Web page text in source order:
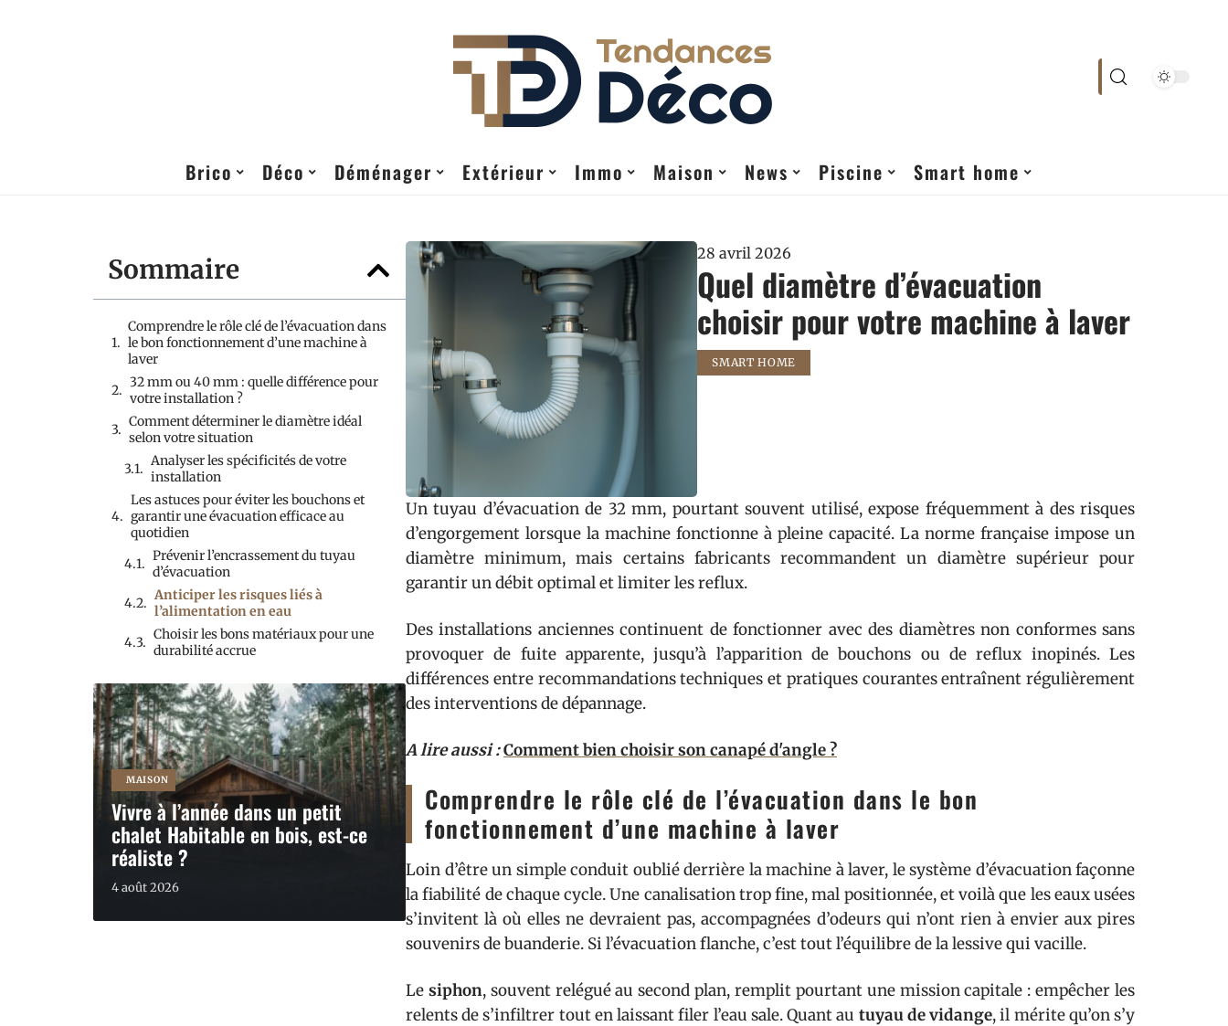
Brico Déco Déménager Extérieur Immo Maison News Piscine Smart home
Sommaire
Comprendre le rôle clé de l’évacuation dans
le bon fonctionnement d’une machine à
laver
32 mm ou 40 mm : quelle différence pour
votre installation ?
Comment déterminer le diamètre idéal
selon votre situation
Analyser les spécificités de votre
installation
Les astuces pour éviter les bouchons et
garantir une évacuation efficace au
quotidien
Prévenir l’encrassement du tuyau
d’évacuation
Anticiper les risques liés à
l’alimentation en eau
Choisir les bons matériaux pour une
durabilité accrue
MAISON
Vivre à l’année dans un petit
chalet Habitable en bois, est-ce
réaliste ?
4 août 2026
28 avril 2026
Quel diamètre d’évacuation
choisir pour votre machine à laver
SMART HOME
Un tuyau d’évacuation de 32 mm, pourtant souvent utilisé, expose fréquemment à des risques
d’engorgement lorsque la machine fonctionne à pleine capacité. La norme française impose un
diamètre minimum, mais certains fabricants recommandent un diamètre supérieur pour
garantir un débit optimal et limiter les reflux.
Des installations anciennes continuent de fonctionner avec des diamètres non conformes sans
provoquer de fuite apparente, jusqu’à l’apparition de bouchons ou de reflux inopinés. Les
différences entre recommandations techniques et pratiques courantes entraînent régulièrement
des interventions de dépannage.
A lire aussi :Comment bien choisir son canapé d'angle ?
Comprendre le rôle clé de l’évacuation dans le bon
fonctionnement d’une machine à laver
Loin d’être un simple conduit oublié derrière la machine à laver, le système d’évacuation façonne
la fiabilité de chaque cycle. Une canalisation trop fine, mal positionnée, et voilà que les eaux usées
s’invitent là où elles ne devraient pas, accompagnées d’odeurs qui n’ont rien à envier aux pires
souvenirs de buanderie. Si l’évacuation flanche, c’est tout l’équilibre de la lessive qui vacille.
Le siphon, souvent relégué au second plan, remplit pourtant une mission capitale : empêcher les
relents de s’infiltrer tout en laissant filer l’eau sale. Quant au tuyau de vidange, il mérite qu’on s’y